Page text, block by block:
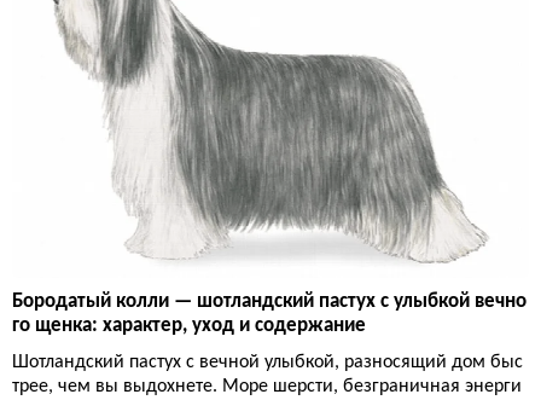
Бородатый колли — шотландский пастух с улыбкой вечно
го щенка: характер, уход и содержание
Шотландский пастух с вечной улыбкой, разносящий дом быс
трее, чем вы выдохнете. Море шерсти, безграничная энерги